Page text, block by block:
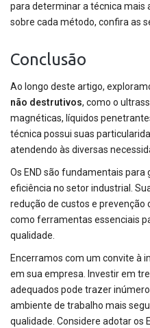
para determinar a técnica mais
sobre cada método, confira as
Conclusão
Ao longo deste artigo,
não destrutivos, como o
magnéticas, líquidos
técnica possui suas
atendendo às diversas
Os END são fundamentais
eficiência no setor industrial.
redução de custos e prevenção
como ferramentas essenciais
qualidade.
Encerramos com um convite à
em sua empresa. Investir em
adequados pode trazer
ambiente de trabalho mais
qualidade. Considere adotar os